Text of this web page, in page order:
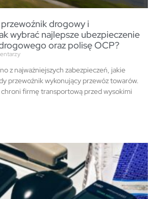
drogowy i
wybrać najlepsze ubezpieczenie
oraz polisę OCP?
z najważniejszych zabezpieczeń, jakie
przewoźnik wykonujący przewóz towarów.
firmę transportową przed wysokimi